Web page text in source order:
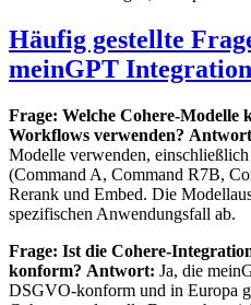
Häufig gestellte
meinGPT Integration
Frage: Welche Cohere-Modelle
Workflows verwenden?
Modelle verwenden,
(Command A, Command R7B,
Rerank und Embed. Die
spezifischen Anwendungsfall ab.
Frage: Ist die Cohere-
konform? Antwort: Ja, die
DSGVO-konform und in Europa